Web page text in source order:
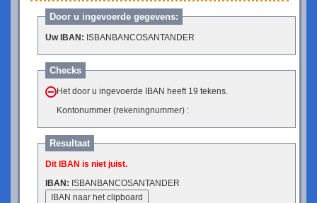
Door u ingevoerde gegevens:
Uw IBAN: ISBANBANCOSANTANDER
Checks
Het door u ingevoerde IBAN heeft 19 tekens.
Kontonummer (rekeningnummer) :
Resultaat
Dit IBAN is niet juist.
IBAN: ISBANBANCOSANTANDER
IBAN naar het clipboard